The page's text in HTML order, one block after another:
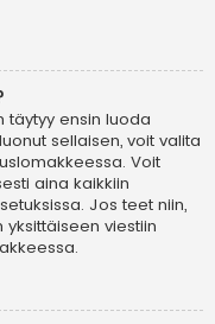
täytyy ensin luoda
sellaisen, voit valita
Voit
aina kaikkiin
Jos teet niin,
viestiin